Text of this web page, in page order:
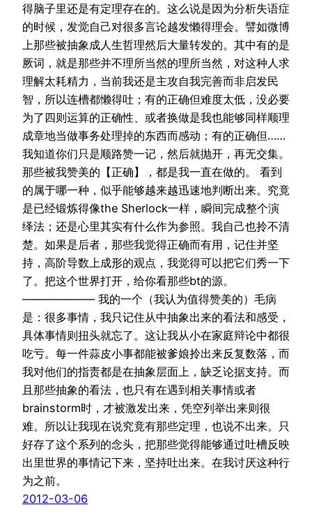
得脑子里还是有定理存在的。这么说是因为分析失语症
的时候，发觉自己对很多言论越发懒得理会。譬如微博
上那些被抽象成人生哲理然后大量转发的。其中有的是
厥词，就是那些并不理所当然的理所当然，对这种人求
理解太耗精力，当前我还是主攻自我完善而非启发民
智，所以连槽都懒得吐；有的正确但难度太低，没必要
为了四则运算的正确性、或者换做是我也能够同样顺理
成章地当做事务处理掉的东西而感动；有的正确但……
我知道你们只是顺路赞一记，然后就抛开，再无交集。
那些被我赞美的【正确】，都是我一直在做的。 看到
的属于哪一种，似乎能够越来越迅速地判断出来。究竟
是已经锻炼得像the Sherlock一样，瞬间完成整个演
绎法；还是心里其实有什么作为参照。我自己也拎不清
楚。如果是后者，那些我觉得正确而有用，记住并坚
持，高阶导数上成形的观点，我觉得可以把它们秀一下
了。把这个世界打开，给你看那些bt的源。
——————– 我的一个（我认为值得赞美的）毛病
是：很多事情，我只记住从中抽象出来的看法和感受，
具体事情则扭头就忘了。这让我从小在家庭辩论中都很
吃亏。每一件蒜皮小事都能被爹娘拎出来反复数落，而
我对他们的指责都是在抽象层面上，缺乏论据支持。而
且那些抽象的看法，也只有在遇到相关事情或者
brainstorm时，才被激发出来，凭空列举出来则很
难。所以让我现在说究竟有那些定理，也说不出来。只
好存了这个系列的念头，把那些觉得能够通过吐槽反映
出里世界的事情记下来，坚持吐出来。在我讨厌这种行
为之前。
2012-03-06